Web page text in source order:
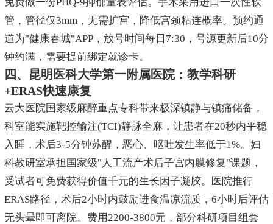
管，管径仅3mm，无需扩宫，降低宫颈粘连概率。预约通
道为"健康春城"APP，放号时间每日7:30，号源更新后10分
钟约满，需要提前绑定就诊卡。
四、昆明医科大学第一附属医院：教学科研
+ERAS快速康复
云大医院国家级麻醉重点专科带来极深镇静与镇痛储备，
科室能实施靶控输注(TCI)静脉全麻，让患者在20秒内平稳
入睡，术后3-5分钟苏醒，恶心、呕吐发生率低于1%。妇
科教研室承担国家级"人工流产术后子宫内膜修复"课题，
受试者可免费获得价值千元的生长因子凝胶。医院推行
ERAS路径，术后2小时内鼓励进食温凉流质，6小时后评估
无头晕即可离院。费用2200-3800元，部分科研项目组套